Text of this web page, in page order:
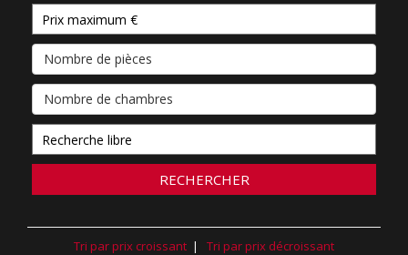
Nombre de pièces
Nombre de chambres
RECHERCHER
Tri par prix croissant |
Tri par prix décroissant